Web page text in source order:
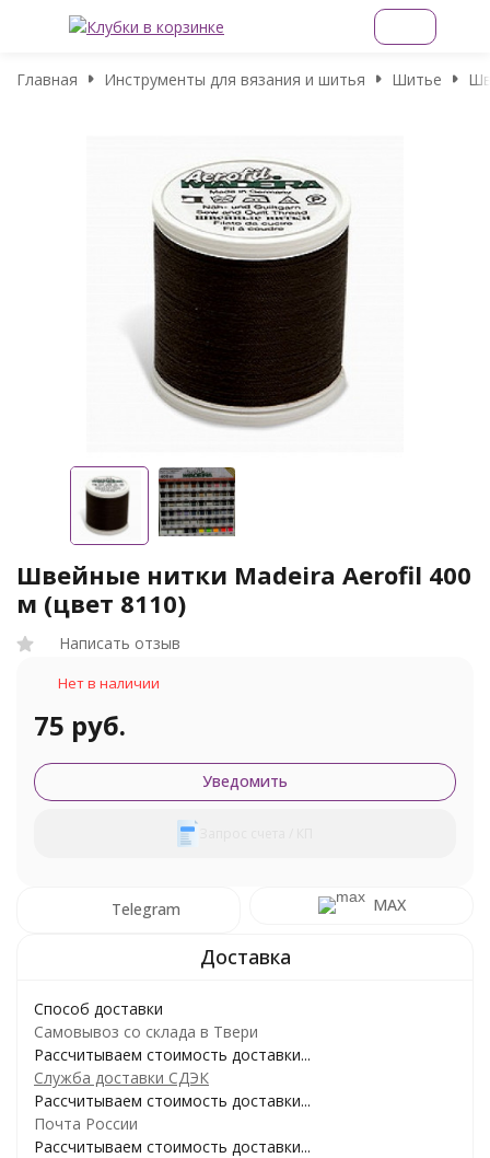
Главная Инструменты для вязания и шитья Шитье
Швейные нитки Madeira Aerofil 400
м (цвет 8110)
Написать отзыв
Нет в наличии
75 руб.
Уведомить
Telegram MAX
Способ доставки
Самовывоз со склада в Твери
Рассчитываем стоимость доставки...
Служба доставки СДЭК
Рассчитываем стоимость доставки...
Почта России
Рассчитываем стоимость доставки...